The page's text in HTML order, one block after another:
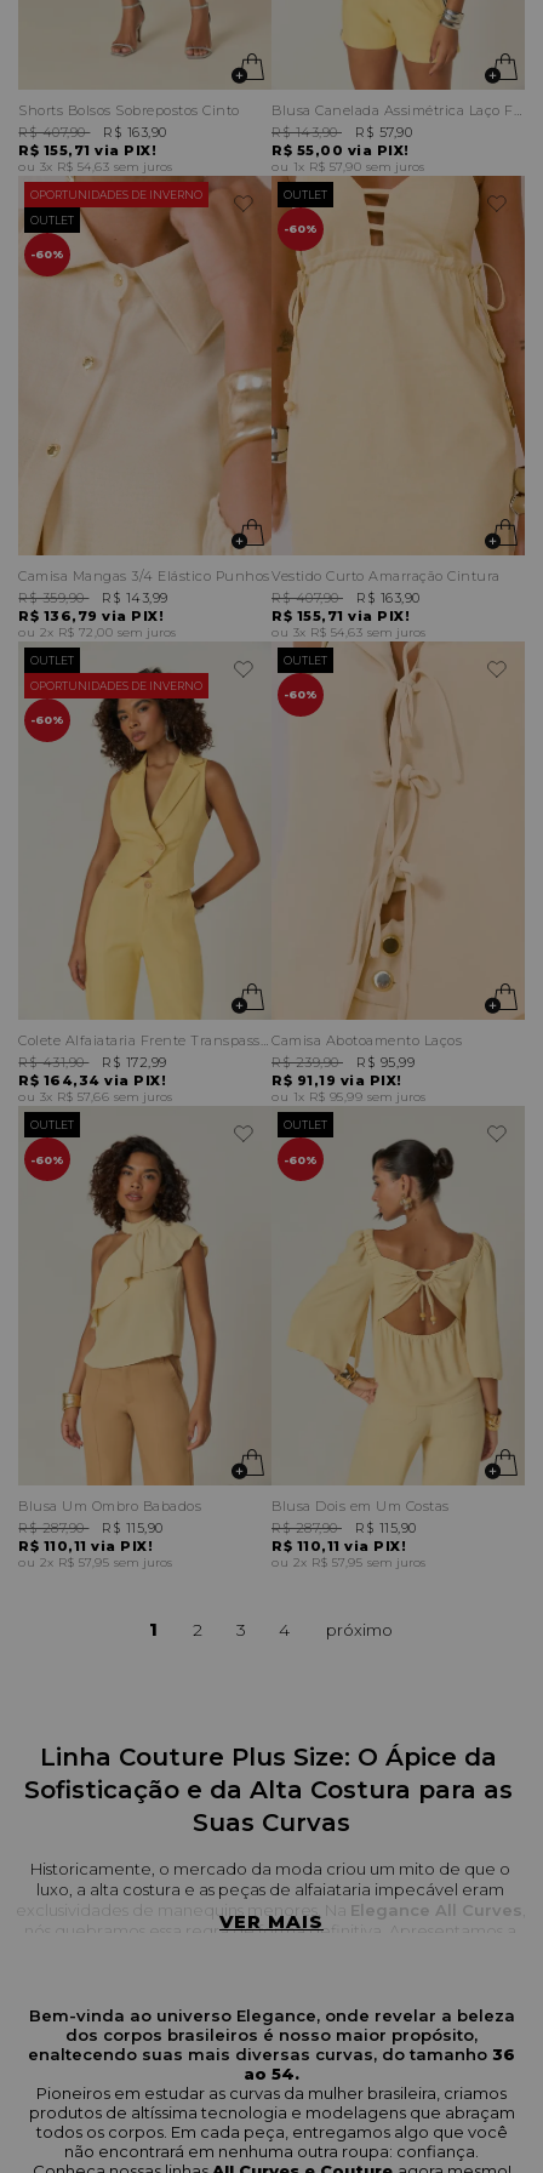
Shorts Bolsos Sobrepostos Cinto
R$ 155,71 via PIX!
R$ 407,90 R$ 163,90
3x R$ 54,63 sem juros
R$ 55,00 via PIX!
R$ 143,90 R$ 57,90
1x R$ 57,90 sem juros
60%
OUTLET
OPORTUNIDADES DE INVERNO
Camisa Mangas 3/4 Elástico Punhos
R$ 136,79 via PIX!
R$ 359,90 R$ 143,99
2x R$ 72,00 sem juros
60%
OUTLET
Vestido Curto Amarração Cintura
R$ 155,71 via PIX!
R$ 407,90 R$ 163,90
3x R$ 54,63 sem juros
60%
OPORTUNIDADES DE INVERNO
OUTLET
Colete Alfaiataria Frente Transpassada
R$ 164,34 via PIX!
R$ 431,90 R$ 172,99
3x R$ 57,66 sem juros
60%
OUTLET
Camisa Abotoamento Laços
R$ 91,19 via PIX!
R$ 239,90 R$ 95,99
1x R$ 95,99 sem juros
60%
OUTLET
Blusa Um Ombro Babados
R$ 110,11 via PIX!
R$ 287,90 R$ 115,90
2x R$ 57,95 sem juros
60%
OUTLET
Blusa Dois em Um Costas
R$ 110,11 via PIX!
R$ 287,90 R$ 115,90
2x R$ 57,95 sem juros
1 2 3 4
Linha Couture Plus Size: O Ápice da
Sofisticação e da Alta Costura para as
Suas Curvas
Historicamente, o mercado da moda criou um mito de que o
luxo, a alta costura e as peças de alfaiataria impecável eram
exclusividades de manequins menores. Na Elegance All Curves
nós quebramos essa regra de forma definitiva. Apresentamos a
acabamentos de excelência e um design puramente sofisticado.
Nós sabemos que a mulher plus size busca mais do que apenas
roupas que "caibam". Você busca peças que expressem o seu
poder, a sua elegância e a sua personalidade única. A Linha
Couture nasceu exatamente para preencher essa lacuna,
oferecendo o padrão máximo de qualidade para que você seja
a mulher mais bem vestida em qualquer ambiente, seja em uma
VER MAIS
Bem-vinda ao universo Elegance, onde revelar a beleza
dos corpos brasileiros é nosso maior propósito,
enaltecendo suas mais diversas curvas, do tamanho 36
ao 54.
Pioneiros em estudar as curvas da mulher brasileira, criamos
produtos de altíssima tecnologia e modelagens que abraçam
todos os corpos. Em cada peça, entregamos algo que você
não encontrará em nenhuma outra roupa: confiança.